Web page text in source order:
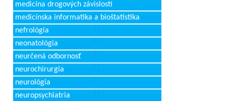
medicína drogových závislostí
medicínska informatika a bioštatistika
nefrológia
neonatológia
neurčená odbornosť
neurochirurgia
neurológia
neuropsychiatria